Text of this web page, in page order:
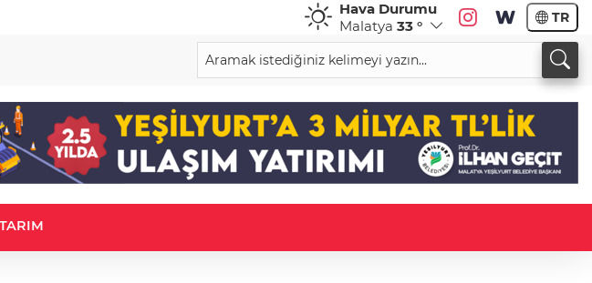
Hava Durumu
Malatya 33 ° TR
TARIM